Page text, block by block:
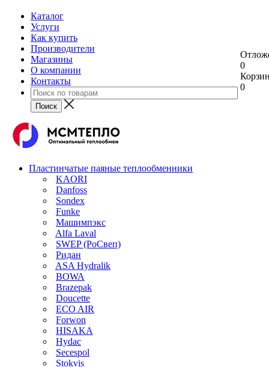
Каталог
Услуги
Как купить
Производители
Магазины
О компании
Контакты
0
0
Пластинчатые паяные теплообменники
KAORI
Danfoss
Sondex
Funke
Машимпэкс
Alfa Laval
SWEP (РоСвеп)
Ридан
ASA Hydralik
BOWA
Brazepak
Doucette
ECO AIR
Forwon
HISAKA
Hydac
Secespol
Stokvis